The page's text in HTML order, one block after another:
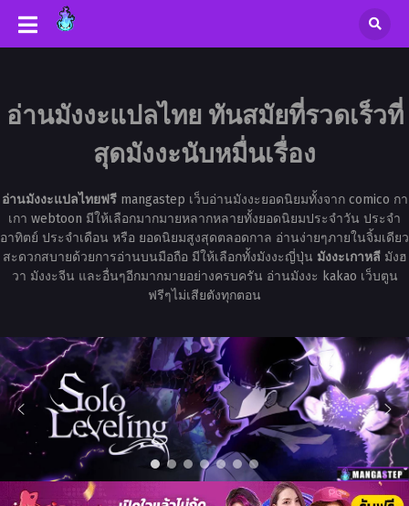
อ่านมังงะแปลไทย ทันสมัยที่รวดเร็วที่
สุดมังงะนับหมื่นเรื่อง
อ่านมังงะแปลไทยฟรีmangastep เว็บอ่านมังงะยอดนิยมทั้งจาก comico กา
เกา webtoon มีให้เลือกมากมายหลากหลายทั้งยอดนิยมประจำวัน ประจำ
อาทิตย์ ประจำเดือน หรือ ยอดนิยมสูงสุดตลอดกาล อ่านง่ายๆภายในจิ้มเดียว
สะดวกสบายด้วยการอ่านบนมือถือ มีให้เลือกทั้งมังงะญี่ปุ่น มังงะเกาหลีมังฮ
วา มังงะจีน และอื่นๆอีกมากมายอย่างครบครัน อ่านมังงะ kakao เว็บตูน
ฟรีๆไม่เสียตังทุกตอน